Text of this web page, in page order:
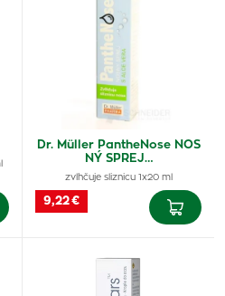
Dr. Müller PantheNose NOS
NÝ SPREJ…
zvlhčuje sliznicu 1x20 ml
9,22 €